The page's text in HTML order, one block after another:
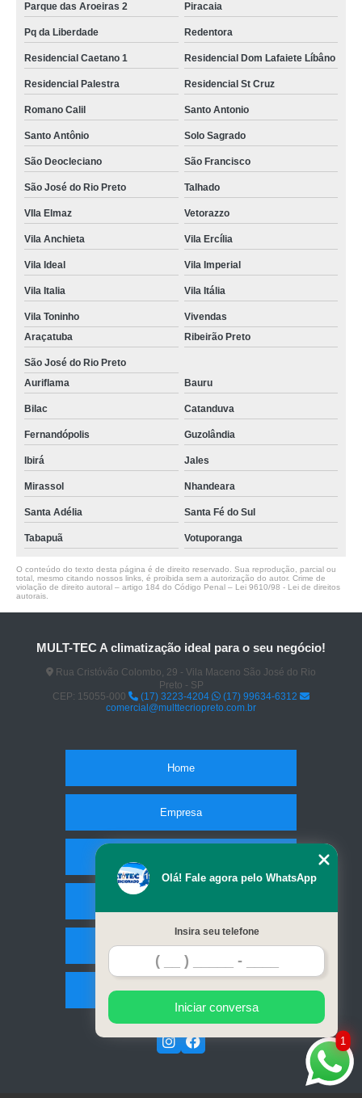
Parque das Aroeiras 2 Piracaia
Pq da Liberdade Redentora
Residencial Caetano 1 Residencial Dom Lafaiete Líbâno
Residencial Palestra Residencial St Cruz
Romano Calil Santo Antonio
Santo Antônio Solo Sagrado
São Deocleciano São Francisco
São José do Rio Preto Talhado
VIla Elmaz Vetorazzo
Vila Anchieta Vila Ercília
Vila Ideal Vila Imperial
Vila Italia Vila Itália
Vila Toninho
Vivendas
Araçatuba
Ribeirão Preto
São José do Rio Preto
Auriflama
Bauru
Bilac Catanduva
Fernandópolis Guzolândia
Ibirá Jales
Mirassol Nhandeara
Santa Adélia Santa Fé do Sul
Tabapuã Votuporanga
O conteúdo do texto desta página é de direito reservado. Sua reprodução, parcial ou
total, mesmo citando nossos links, é proibida sem a autorização do autor. Crime de
violação de direito autoral – artigo 184 do Código Penal – Lei 9610/98 - Lei de direitos
autorais
MULT-TEC A climatização ideal para o seu negócio!
Rua Cristóvão Colombo, 29 - Vila Maceno São José do Rio
Preto - SP
CEP: 15055-000
(17) 3223-4204
(17) 99634-6312
comercial@multtecriopreto.com.br
Home
Empresa
Contato
Mapa do site
1
Olá! Fale agora pelo WhatsApp
Insira seu telefone
Iniciar conversa